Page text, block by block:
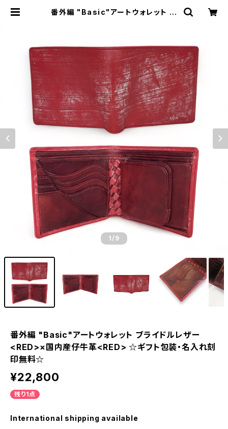
番外編 "Basic"アートウォレット ブ
s
1 /9
番外編 "Basic"アートウォレット ブライドルレザー
<RED>×国内産仔牛革<RED> ☆ギフト包装・名入れ刻
印無料☆
¥22,800
残り1点
International shipping available